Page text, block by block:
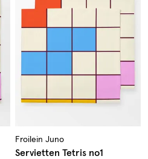
Froilein Juno
Servietten Tetris no1